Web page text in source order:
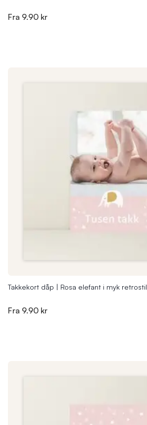
Fra 9.90 kr
Takkekort dåp | Rosa elefant i myk retrostil
Fra 9.90 kr